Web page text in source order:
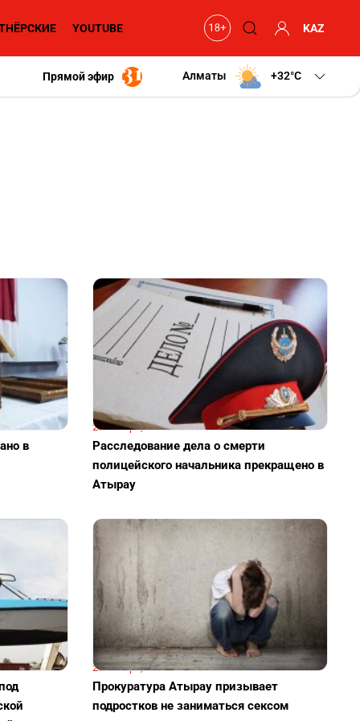
YOUTUBE KAZ
Прямой эфир Алматы +32 C
в
27 января, 19:01
Расследование дела о смерти
полицейского начальника прекращено в
Атырау
20 января, 08:01
Прокуратура Атырау призывает
подростков не заниматься сексом